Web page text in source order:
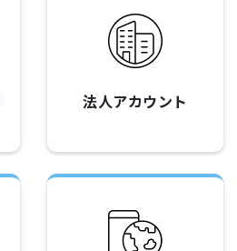
法人アカウント